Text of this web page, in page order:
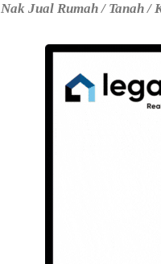
Nak Jual Rumah / Tanah /